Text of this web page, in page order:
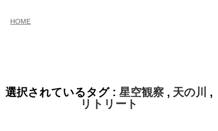
HOME
選択されているタグ : 星空観察 , 天の川
,
リトリート